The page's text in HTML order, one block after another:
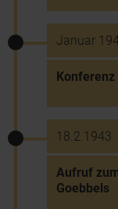
Januar
Konferenz
18.2.1943
Aufruf
Goebbels